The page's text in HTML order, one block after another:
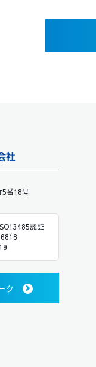
番18号
認証
ク